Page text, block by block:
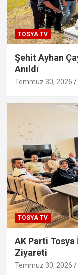
TOSYA TV
Şehit Ayhan
Anıldı
Temmuz 30, 2026
TOSYA TV
AK Parti Tosya
Ziyareti
Temmuz 30, 2026